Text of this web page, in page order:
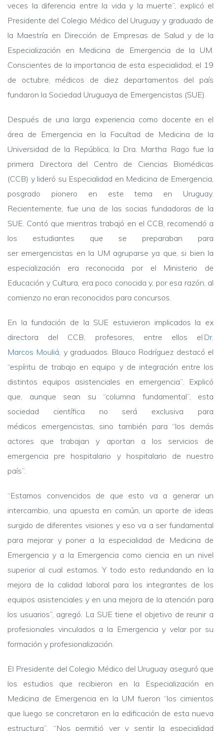
veces la diferencia entre la vida y la muerte”, explicó el
Presidente del Colegio Médico del Uruguay y graduado de
la Maestría en Dirección de Empresas de Salud y de la
Especialización en Medicina de Emergencia de la UM.
Conscientes de la importancia de esta especialidad, el 19
de octubre, médicos de diez departamentos del país
fundaron la Sociedad Uruguaya de Emergencistas (SUE).
Después de una larga experiencia como docente en el
área de Emergencia en la Facultad de Medicina de la
Universidad de la República, la Dra. Martha Rago fue la
primera Directora del Centro de Ciencias Biomédicas
(CCB) y lideró su Especialidad en Medicina de Emergencia,
posgrado pionero en este tema en Uruguay.
Recientemente, fue una de las socias fundadoras de la
SUE. Contó que mientras trabajó en el CCB, recomendó a
los estudiantes que se preparaban para
ser emergencistas en la UM agruparse ya que, si bien la
especialización era reconocida por el Ministerio de
Educación y Cultura, era poco conocida y, por esa razón, al
comienzo no eran reconocidos para concursos.
En la fundación de la SUE estuvieron implicados la ex
directora del CCB, profesores, entre ellos el Dr.
Marcos Mouliá, y graduados. Blauco Rodríguez destacó el
“espíritu de trabajo en equipo y de integración entre los
distintos equipos asistenciales en emergencia”. Explicó
que, aunque sean su “columna fundamental”, esta
sociedad científica no será exclusiva para
médicos emergencistas, sino también para “los demás
actores que trabajan y aportan a los servicios de
emergencia pre hospitalario y hospitalario de nuestro
país”.
“Estamos convencidos de que esto va a generar un
intercambio, una apuesta en común, un aporte de ideas
surgido de diferentes visiones y eso va a ser fundamental
para mejorar y poner a la especialidad de Medicina de
Emergencia y a la Emergencia como ciencia en un nivel
superior al cual estamos. Y todo esto redundando en la
mejora de la calidad laboral para los integrantes de los
equipos asistenciales y en una mejora de la atención para
los usuarios”, agregó. La SUE tiene el objetivo de reunir a
profesionales vinculados a la Emergencia y velar por su
formación y profesionalización.
El Presidente del Colegio Médico del Uruguay aseguró que
los estudios que recibieron en la Especialización en
Medicina de Emergencia en la UM fueron “los cimientos
que luego se concretaron en la edificación de esta nueva
estructura”. “Nos permitió ver y sentir la especialidad